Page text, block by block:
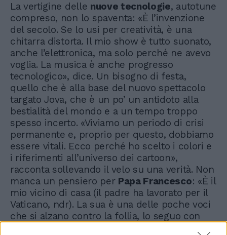
La vertigine delle nuove tecnologie, autotune
compreso, non lo spaventa: «È l’invenzione
del secolo. Se lo usi per creatività, è una
chitarra distorta. Il mio show è tutto suonato,
anche l’elettronica, ma solo perché ne avevo
voglia. La musica è anche progresso
tecnologico», dice. Un bisogno di festa,
quello che è alla base del nuovo spettacolo
targato Jova, che è un po’ un antidoto alla
bestialità del mondo e a un tempo troppo
spesso incerto. «Viviamo un periodo di crisi
permanente e, proprio per questo, dobbiamo
essere vitali. Ecco perché ho scelto i colori e
i riferimenti all’universo dei cartoon»,
racconta sollevando il velo su una verità. Non
manca un pensiero per Papa Francesco: «È il
mio vicino di casa (il padre ha lavorato per il
Vaticano, ndr). La sua è una delle poche voci
che si alzano contro la follia, lo seguo con